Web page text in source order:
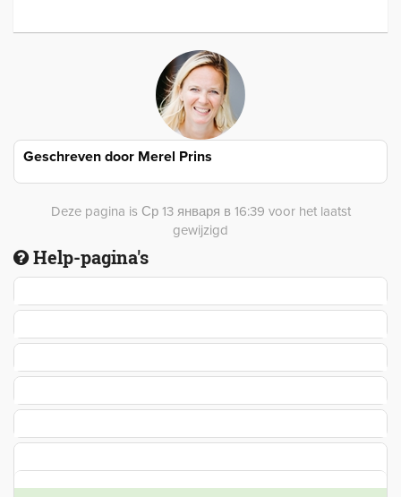
Geschreven door Merel Prins
Deze pagina is Ср 13 января в 16:39 voor het laatst
gewijzigd
Help-pagina's